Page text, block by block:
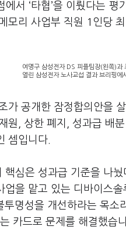
에서 ‘타협’을 이뤘다는 평
모리 사업부 직원 1 인당 최
여명구 삼성전자 DS 피플팀장(왼쪽)과
열린 삼성전자 노사교섭 결과 브리핑
가 공개한 잠정합의안을
원 상한 폐지
성과급 배
셈입니다
핵심은 성과급 기준을 나
업을 맡고 있는 디바이스솔
투명성을 개선하라는 목소
카드로 문제를 해결했습